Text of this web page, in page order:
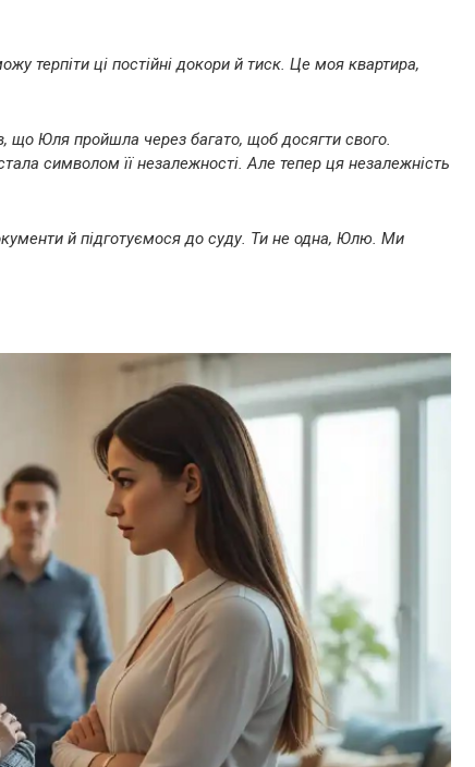
терпіти ці постійні докори й тиск. Це моя квартира,
що Юля пройшла через багато, щоб досягти свого.
символом її незалежності. Але тепер ця незалежність
й підготуємося до суду. Ти не одна, Юлю. Ми